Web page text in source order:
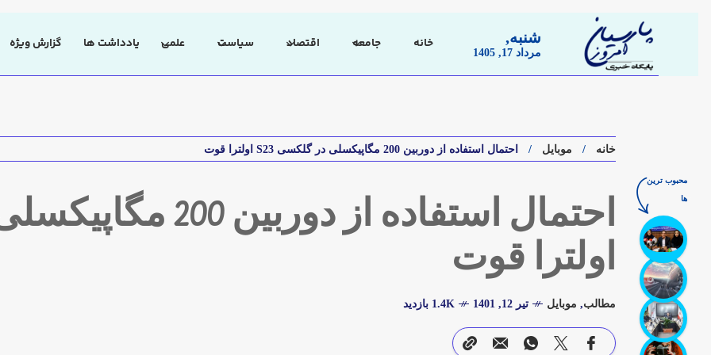
شنبه,
مرداد 17, 1405
خانه جامعه اقتصاد سیاست علمی یادداشت ها گزارش ویژه
خانه موبایل احتمال استفاده از دوربین 200 مگاپیکسلی در گلکسی S23 اولترا قوت
اولترا قوت
مطالب, موبایل تیر 12, 1401 1.4K بازدید
محبوب ترین
ها